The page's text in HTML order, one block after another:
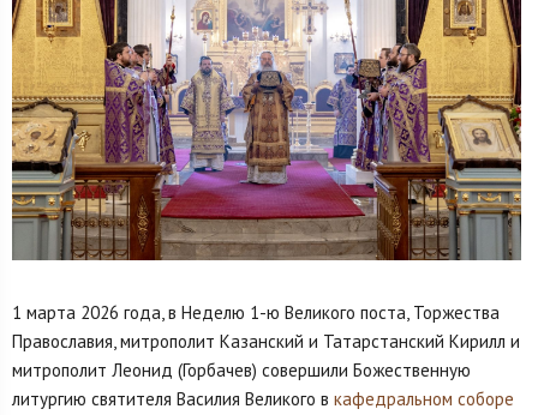
1 марта 2026 года, в Неделю 1-ю Великого поста, Торжества
Православия, митрополит Казанский и Татарстанский Кирилл и
митрополит Леонид (Горбачев) совершили Божественную
литургию святителя Василия Великого в кафедральном соборе